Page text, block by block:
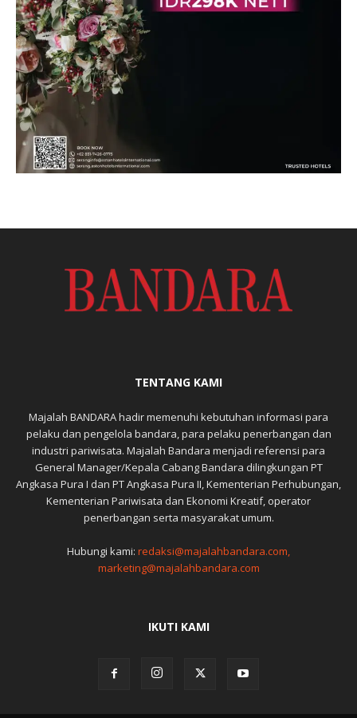
TENTANG KAMI
Majalah BANDARA hadir memenuhi kebutuhan informasi para
pelaku dan pengelola bandara, para pelaku penerbangan dan
industri pariwisata. Majalah Bandara menjadi referensi para
General Manager/Kepala Cabang Bandara dilingkungan PT
Angkasa Pura I dan PT Angkasa Pura II, Kementerian Perhubungan,
Kementerian Pariwisata dan Ekonomi Kreatif, operator
penerbangan serta masyarakat umum.
Hubungi kami: redaksi@majalahbandara.com,
marketing@majalahbandara.com
IKUTI KAMI